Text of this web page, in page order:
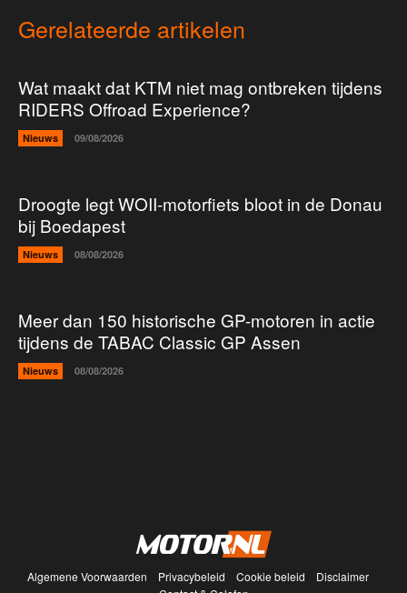
Gerelateerde artikelen
Wat maakt dat KTM niet mag ontbreken tijdens
RIDERS Offroad Experience?
Nieuws 09/08/2026
Droogte legt WOII-motorfiets bloot in de Donau
bij Boedapest
Nieuws 08/08/2026
Meer dan 150 historische GP-motoren in actie
tijdens de TABAC Classic GP Assen
Nieuws 08/08/2026
Algemene Voorwaarden Privacybeleid Cookie beleid
Disclaimer